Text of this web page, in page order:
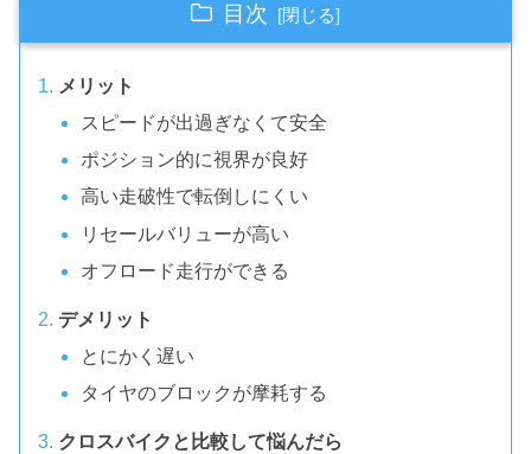
目次
メリット
スピードが出過ぎなくて安全
ポジション的に視界が良好
高い走破性で転倒しにくい
リセールバリューが高い
オフロード走行ができる
デメリット
とにかく遅い
タイヤのブロックが摩耗する
クロスバイクと比較して悩んだら